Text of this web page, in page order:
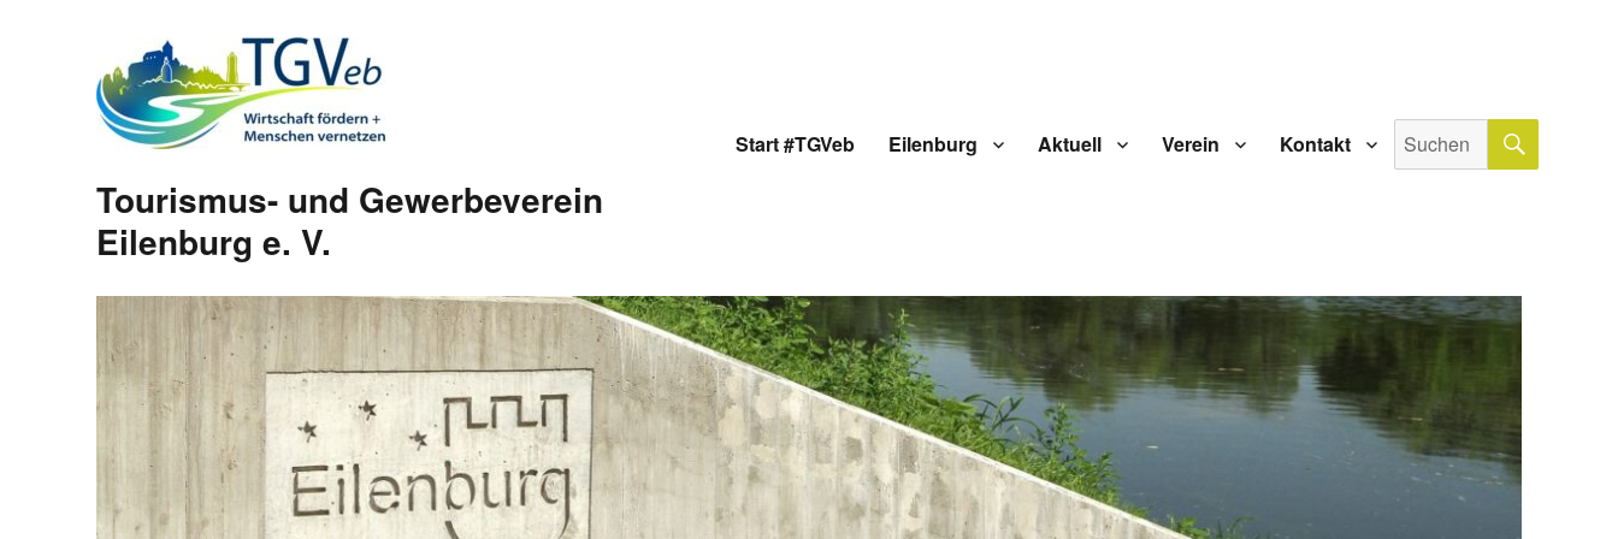
Tourismus- und Gewerbeverein
Eilenburg e. V.
Start #TGVeb Eilenburg Aktuell Verein Kontakt
Suche
nach: